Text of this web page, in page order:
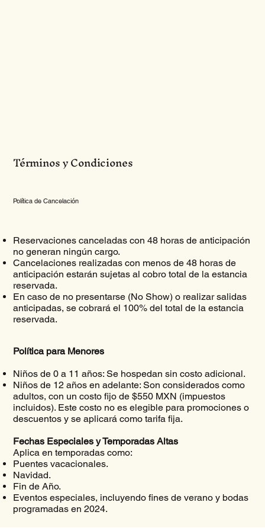
Términos y Condiciones
Política de Cancelación
Reservaciones canceladas con 48 horas de anticipación
no generan ningún cargo.
Cancelaciones realizadas con menos de 48 horas de
anticipación estarán sujetas al cobro total de la estancia
reservada.
En caso de no presentarse (No Show) o realizar salidas
anticipadas, se cobrará el 100% del total de la estancia
reservada.
Política para Menores
Niños de 0 a 11 años: Se hospedan sin costo adicional.
Niños de 12 años en adelante: Son considerados como
adultos, con un costo fijo de $550 MXN (impuestos
incluidos). Este costo no es elegible para promociones o
descuentos y se aplicará como tarifa fija.
Fechas Especiales y Temporadas Altas
Aplica en temporadas como:
Puentes vacacionales.
Navidad.
Fin de Año.
Eventos especiales, incluyendo fines de verano y bodas
programadas en 2024.